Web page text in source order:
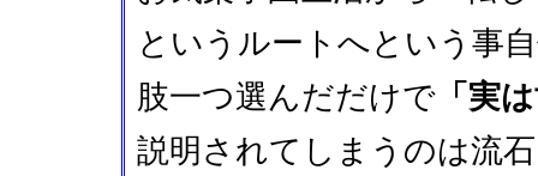
というルートへという事
肢一つ選んだだけで 「実
説明されてしまうのは流